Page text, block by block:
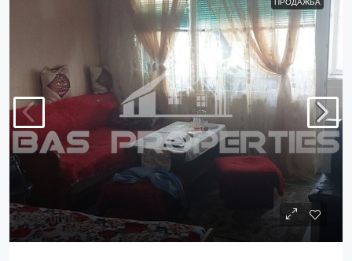
ПРОДАЖБА
140,000€